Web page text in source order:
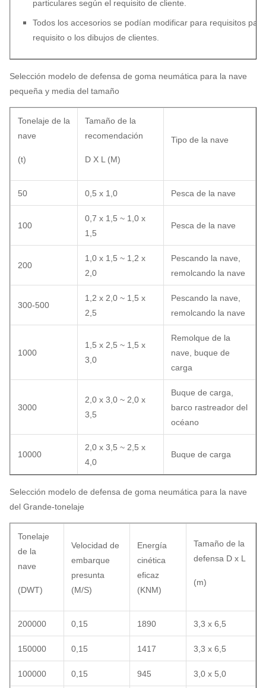
particulares según el requisito de cliente.
Todos los accesorios se podían modificar para requisitos
requisito o los dibujos de clientes.
Selección modelo de defensa de goma neumática para la nave
pequeña y media del tamaño
Tonelaje de la
nave
(t)
Tamaño de la
recomendación
D X L (M)
Tipo de la nave
50 0,5 x 1,0 Pesca de la nave
100
0,7 x 1,5 ~ 1,0 x
1,5
Pesca de la nave
200
1,0 x 1,5 ~ 1,2 x
2,0
Pescando la nave,
remolcando la nave
300-500
1,2 x 2,0 ~ 1,5 x
2,5
Pescando la nave,
remolcando la nave
1000
1,5 x 2,5 ~ 1,5 x
3,0
Remolque de la
nave, buque de
carga
3000
2,0 x 3,0 ~ 2,0 x
3,5
Buque de carga,
barco rastreador del
océano
10000
2,0 x 3,5 ~ 2,5 x
4,0
Buque de carga
Selección modelo de defensa de goma neumática para la nave
del Grande-tonelaje
Tonelaje
de la
nave
(DWT)
Velocidad de
embarque
presunta
(M/S)
Energía
cinética
eficaz
(KNM)
Tamaño de la
defensa D x L
(m)
200000 0,15 1890 3,3 x 6,5
150000 0,15 1417 3,3 x 6,5
100000 0,15 945 3,0 x 5,0